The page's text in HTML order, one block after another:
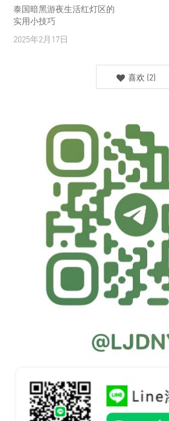
泰国暗黑游夜生活红灯区的
实用小技巧
2025年2月17日
喜欢 (2)